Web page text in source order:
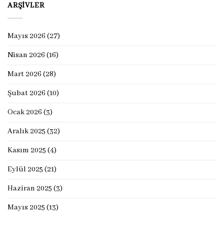
ARŞIVLER
Mayıs 2026 (27)
Nisan 2026 (16)
Mart 2026 (28)
Şubat 2026 (10)
Ocak 2026 (3)
Aralık 2025 (32)
Kasım 2025 (4)
Eylül 2025 (21)
Haziran 2025 (3)
Mayıs 2025 (13)